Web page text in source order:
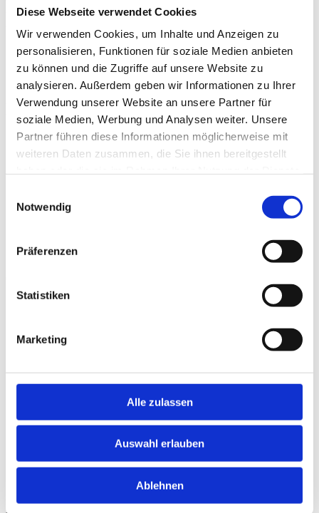
Diese Webseite verwendet Cookies
Wir verwenden Cookies, um Inhalte und Anzeigen zu
personalisieren, Funktionen für soziale Medien anbieten
zu können und die Zugriffe auf unsere Website zu
analysieren. Außerdem geben wir Informationen zu Ihrer
Verwendung unserer Website an unsere Partner für
soziale Medien, Werbung und Analysen weiter. Unsere
Partner führen diese Informationen möglicherweise mit
weiteren Daten zusammen, die Sie ihnen bereitgestellt
Notwendig
Präferenzen
Statistiken
Marketing
Alle zulassen
Auswahl erlauben
Ablehnen
Diemtigtaler Siedfleischsalat
31. Mai 2018
Erfrischend an heissen Sommertagen
erfrischenden Siedfleischsalat vom Natura-Beef.
Sabine Küng, Bäuerin, Familienfrau und passionierte Köchin aus
Diemtigen. Stimmen Sie sich bereits jetzt auf die Alpenbeef im
Naturpark Diemtigtal ein oder schwelgen Sie anschliessend bei
Ca. 1 kg Natura-Beef-Siedfleisch
150 g Diemtigtaler Alpkäse (oder Berner AOC)
1 Knoblauchzehe fein gehackt
Je nach Saison 3 Essiggurken oder ¼ Salatgurke klein
1 Handvoll Cherrytomaten geviertelt
Gartenkräuter (Petersilie, Schnittlauch, Basilikum etc.)
Zubereitung
Siedfleisch gar kochen und noch warm in kleine Stücke schneiden.
Käse klein würfeln und mit Gemüse, Zwiebeln und Knoblauch zum